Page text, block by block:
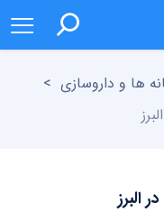
ها و داروسازی >
البرز